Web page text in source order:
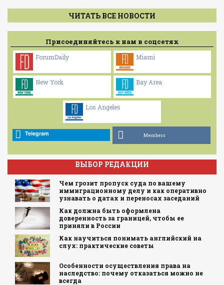
ЧИТАТЬ ВСЕ НОВОСТИ
Присоединяйтесь к нам в соцсетях
ForumDaily Miami
New York Bay Area
Los Angeles
Telegram Members
ВЫБОР РЕДАКЦИИ
Чем грозит пропуск суда по вашему
иммиграционному делу и как оперативно
узнавать о датах и переносах заседаний
Как должна быть оформлена
доверенность за границей, чтобы ее
приняли в России
Как научиться понимать английский на
слух: практические советы
Особенности осуществления права на
наследство: почему отказаться можно не
всегда